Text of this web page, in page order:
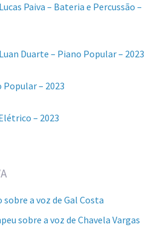
Paiva – Bateria e Percussão –
Duarte – Piano Popular – 2023
Popular – 2023
– 2023
sobre a voz de Gal Costa
sobre a voz de Chavela Vargas